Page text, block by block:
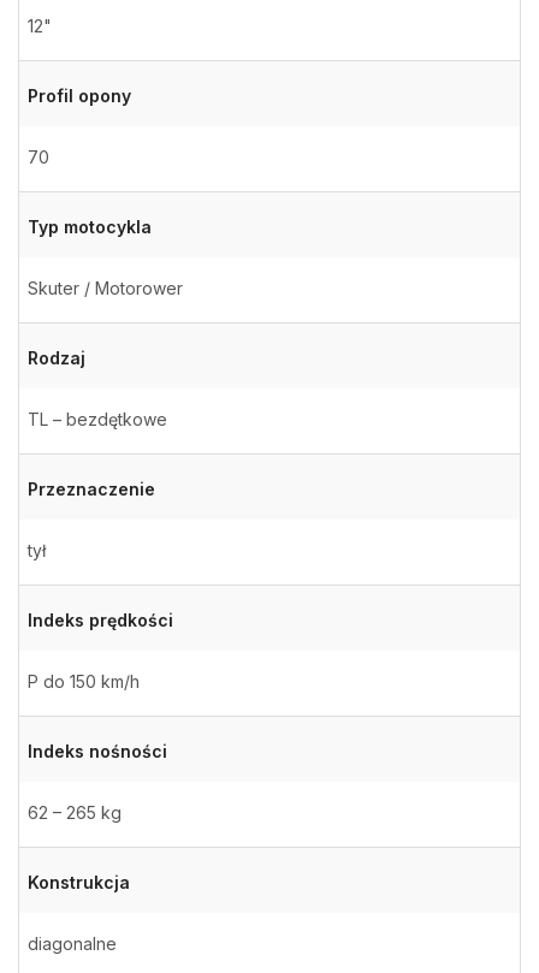
12"
Profil opony
70
Typ motocykla
Skuter / Motorower
Rodzaj
TL – bezdętkowe
Przeznaczenie
tył
Indeks prędkości
P do 150 km/h
Indeks nośności
62 – 265 kg
Konstrukcja
diagonalne